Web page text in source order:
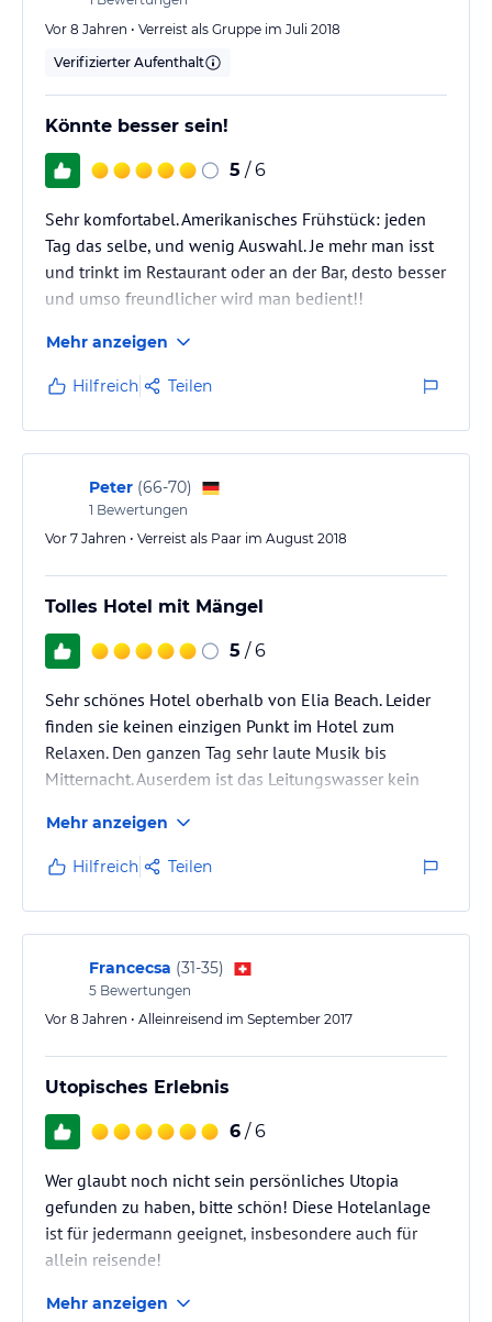
Vor 8 Jahren • Verreist als Gruppe im Juli 2018
Verifizierter Aufenthalt
Könnte besser sein!
5 / 6
Sehr komfortabel. Amerikanisches Frühstück: jeden
Tag das selbe, und wenig Auswahl. Je mehr man isst
und trinkt im Restaurant oder an der Bar, desto besser
und umso freundlicher wird man bedient!!
Mehr anzeigen
Hilfreich Teilen
Peter (66-70)
1 Bewertungen
Vor 7 Jahren • Verreist als Paar im August 2018
Tolles Hotel mit Mängel
5 / 6
Sehr schönes Hotel oberhalb von Elia Beach. Leider
finden sie keinen einzigen Punkt im Hotel zum
Relaxen. Den ganzen Tag sehr laute Musik bis
Mitternacht. Auserdem ist das Leitungswasser kein
kaufen. Für so ein Hotel ein" NO-GO"
Mehr anzeigen
Hilfreich Teilen
Francecsa (31-35)
5 Bewertungen
Vor 8 Jahren • Alleinreisend im September 2017
Utopisches Erlebnis
6 / 6
Wer glaubt noch nicht sein persönliches Utopia
gefunden zu haben, bitte schön! Diese Hotelanlage
ist für jedermann geeignet, insbesondere auch für
allein reisende!
Mehr anzeigen